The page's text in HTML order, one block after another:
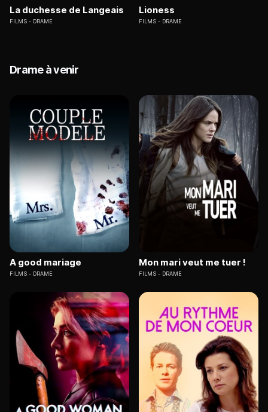
La duchesse de Langeais
FILMS DRAME
Lioness
FILMS DRAME
Drame à venir
A good mariage
FILMS DRAME
Mon mari veut me tuer !
FILMS DRAME